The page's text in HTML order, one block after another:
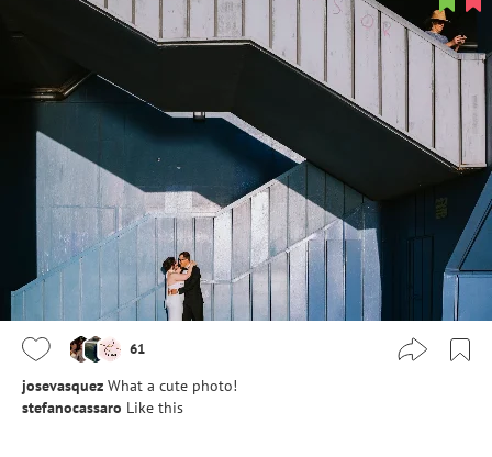
61
josevasquez What a cute photo!
stefanocassaro Like this